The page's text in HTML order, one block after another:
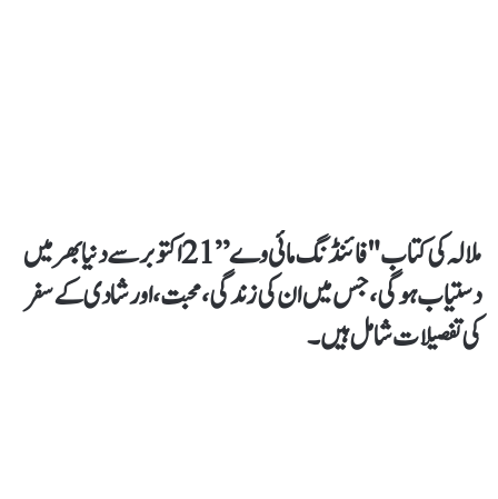
ملالہ کی کتاب "فائنڈنگ مائی وے” 21 اکتوبر سے دنیا بھر میں
دستیاب ہوگی، جس میں ان کی زندگی، محبت، اور شادی کے سفر
کی تفصیلات شامل ہیں۔